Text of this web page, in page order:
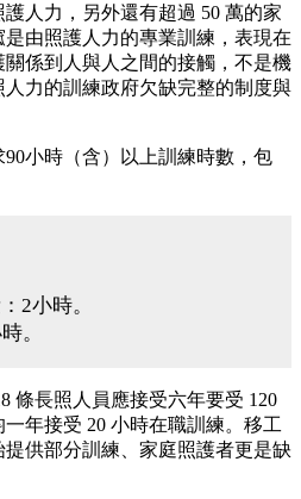
人力，另外還有超過 50 萬的家
由照護人力的專業訓練，表現在
係到人與人之間的接觸，不是機
力的訓練政府欠缺完整的制度與
小時（含）以上訓練時數，包
2小時。
。
條長照人員應接受六年要受 120
年接受 20 小時在職訓練。移工
供部分訓練、家庭照護者更是缺